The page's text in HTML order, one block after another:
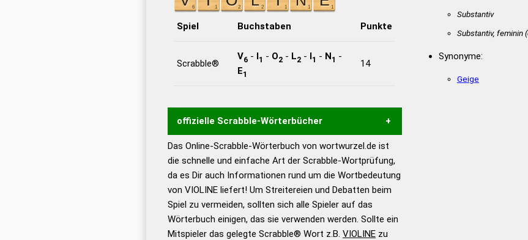
Spiel Buchstaben Punkte
Scrabble®
V6- I1 - O2- L2- I1 - N1 -
E1
14
offizielle Scrabble-Wörterbücher
Wortwurzel liefert mit Hilfe eines semantischen
Wortanalyse-Algorithmus gute Anhaltspunkte zu
Wortbedeutung, Worttrennung und Wortform, um die
Gültigkeit eines Wortes für das Scrabble-Spiel zu
bestimmen! zugelassene Turnier Scrabble-
Wörterbücher sind:
Das Online-Scrabble-Wörterbuch von wortwurzel.de ist
die schnelle und einfache Art der Scrabble-Wortprüfung,
da es Dir auch Informationen rund um die Wortbedeutung
von VIOLINE liefert! Um Streitereien und Debatten beim
Spiel zu vermeiden, sollten sich alle Spieler auf das
Wörterbuch einigen, das sie verwenden werden. Sollte ein
Mitspieler das gelegte Scrabble® Wort z.B. VIOLINEzu
Substantiv
Substantiv, feminin
Synonyme:
Geige